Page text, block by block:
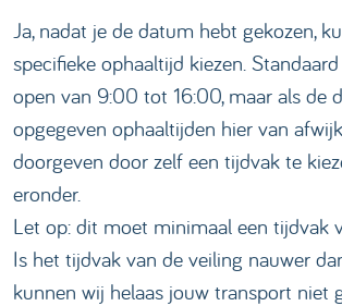
Ja, nadat je de datum hebt gekozen,
specifieke ophaaltijd kiezen.
open van 9:00 tot 16:00, maar als de
opgegeven ophaaltijden hier van
doorgeven door zelf een tijdvak te
eronder.
Let op: dit moet minimaal een tijdvak
Is het tijdvak van de veiling nauwer
kunnen wij helaas jouw transport niet